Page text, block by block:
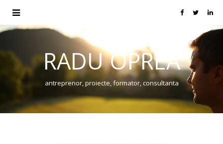
RADU OPREA
antreprenor, proiecte, formator, consultanta